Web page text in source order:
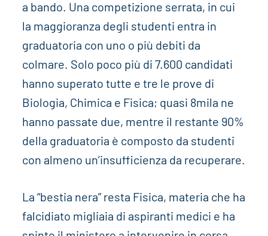
a bando. Una competizione serrata, in cui
la maggioranza degli studenti entra in
graduatoria con uno o più debiti da
colmare. Solo poco più di 7.600 candidati
hanno superato tutte e tre le prove di
Biologia, Chimica e Fisica; quasi 8mila ne
hanno passate due, mentre il restante 90%
della graduatoria è composto da studenti
con almeno un’insufficienza da recuperare.
La “bestia nera” resta Fisica, materia che ha
falcidiato migliaia di aspiranti medici e ha